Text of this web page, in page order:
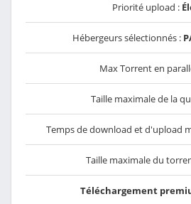
Priorité upload :
Hébergeurs sélectionnés :
Max Torrent en
Taille maximale de la
Temps de download et d'upload
Taille maximale du
Téléchargement